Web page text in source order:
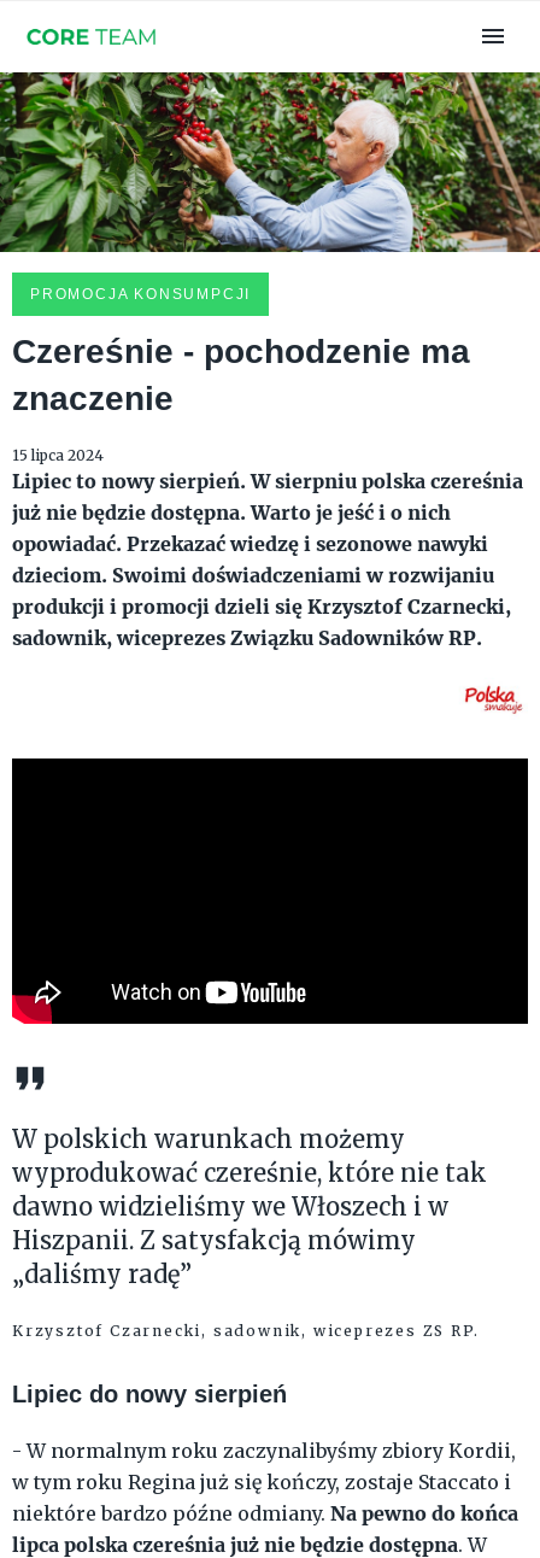
PROMOCJA KONSUMPCJI
Czereśnie - pochodzenie ma
znaczenie
15 lipca 2024
Lipiec to nowy sierpień. W sierpniu polska czereśnia
już nie będzie dostępna. Warto je jeść i o nich
opowiadać. Przekazać wiedzę i sezonowe nawyki
dzieciom. Swoimi doświadczeniami w rozwijaniu
produkcji i promocji dzieli się Krzysztof Czarnecki,
sadownik, wiceprezes Związku Sadowników RP.
W polskich warunkach możemy
wyprodukować czereśnie, które nie tak
dawno widzieliśmy we Włoszech i w
Hiszpanii. Z satysfakcją mówimy
„daliśmy radę”
Krzysztof Czarnecki, sadownik, wiceprezes ZS RP.
Lipiec do nowy sierpień
- W normalnym roku zaczynalibyśmy zbiory Kordii,
w tym roku Regina już się kończy, zostaje Staccato i
niektóre bardzo późne odmiany. Na pewno do końca
lipca polska czereśnia już nie będzie dostępna. W